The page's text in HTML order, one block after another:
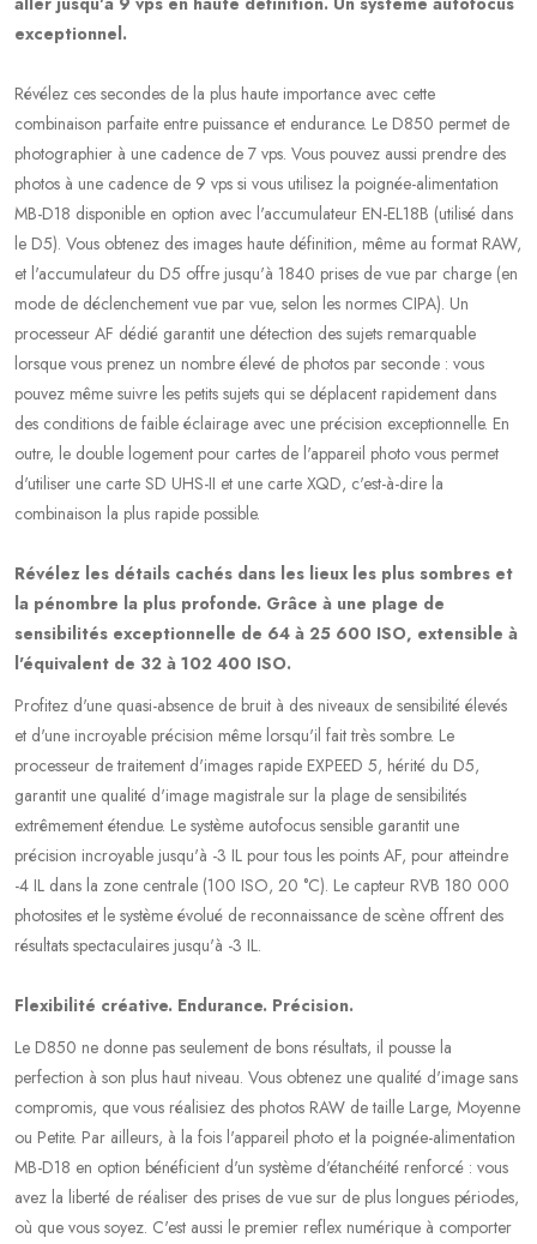
exceptionnel.
Révélez ces secondes de la plus haute importance avec cette
combinaison parfaite entre puissance et endurance. Le D850 permet de
photographier à une cadence de 7 vps. Vous pouvez aussi prendre des
photos à une cadence de 9 vps si vous utilisez la poignée-alimentation
MB-D18 disponible en option avec l'accumulateur EN-EL18B (utilisé dans
le D5). Vous obtenez des images haute définition, même au format RAW,
et l'accumulateur du D5 offre jusqu'à 1840 prises de vue par charge (en
mode de déclenchement vue par vue, selon les normes CIPA). Un
processeur AF dédié garantit une détection des sujets remarquable
lorsque vous prenez un nombre élevé de photos par seconde : vous
pouvez même suivre les petits sujets qui se déplacent rapidement dans
des conditions de faible éclairage avec une précision exceptionnelle. En
outre, le double logement pour cartes de l'appareil photo vous permet
d'utiliser une carte SD UHS-II et une carte XQD, c'est-à-dire la
combinaison la plus rapide possible.
Révélez les détails cachés dans les lieux les plus sombres et
la pénombre la plus profonde. Grâce à une plage de
sensibilités exceptionnelle de 64 à 25 600 ISO, extensible à
l'équivalent de 32 à 102 400 ISO.
Profitez d'une quasi-absence de bruit à des niveaux de sensibilité élevés
et d'une incroyable précision même lorsqu'il fait très sombre. Le
processeur de traitement d'images rapide EXPEED 5, hérité du D5,
garantit une qualité d'image magistrale sur la plage de sensibilités
extrêmement étendue. Le système autofocus sensible garantit une
précision incroyable jusqu'à -3 IL pour tous les points AF, pour atteindre
-4 IL dans la zone centrale (100 ISO, 20 °C). Le capteur RVB 180 000
photosites et le système évolué de reconnaissance de scène offrent des
résultats spectaculaires jusqu'à -3 IL.
Flexibilité créative. Endurance. Précision.
Le D850 ne donne pas seulement de bons résultats, il pousse la
perfection à son plus haut niveau. Vous obtenez une qualité d'image sans
compromis, que vous réalisiez des photos RAW de taille Large, Moyenne
ou Petite. Par ailleurs, à la fois l'appareil photo et la poignée-alimentation
MB-D18 en option bénéficient d'un système d'étanchéité renforcé : vous
avez la liberté de réaliser des prises de vue sur de plus longues périodes,
où que vous soyez. C'est aussi le premier reflex numérique à comporter